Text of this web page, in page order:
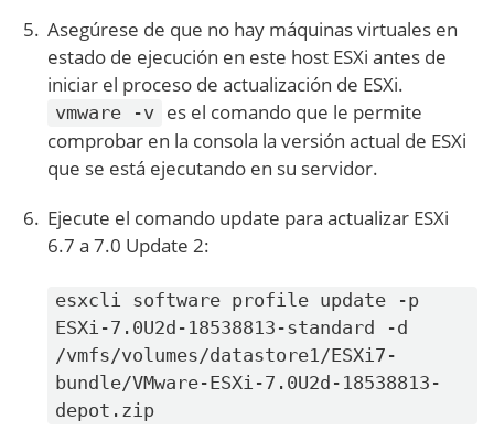
Asegúrese de que no hay máquinas virtuales en
estado de ejecución en este host ESXi antes de
iniciar el proceso de actualización de ESXi.
vmware -v es el comando que le permite
comprobar en la consola la versión actual de ESXi
que se está ejecutando en su servidor.
Ejecute el comando update para actualizar ESXi
6.7 a 7.0 Update 2:
esxcli software profile update -p
ESXi-7.0U2d-18538813-standard -d
/vmfs/volumes/datastore1/ESXi7-
bundle/VMware-ESXi-7.0U2d-18538813-
depot.zip